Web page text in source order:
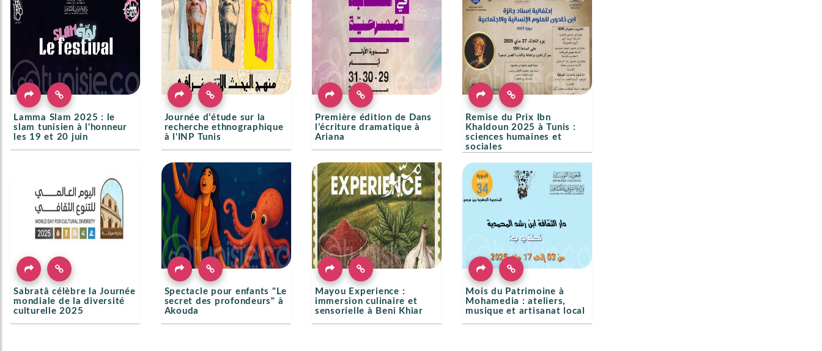
Lamma Slam 2025 : le
slam tunisien à l'honneur
les 19 et 20 juin
Journée d’étude sur la
recherche ethnographique
à l'INP Tunis
Première édition de Dans
l’écriture dramatique à
Ariana
Remise du Prix Ibn
Khaldoun 2025 à Tunis :
sciences humaines et
sociales
Sabratâ célèbre la Journée
mondiale de la diversité
culturelle 2025
Spectacle pour enfants "Le
secret des profondeurs" à
Akouda
Mayou Experience :
immersion culinaire et
sensorielle à Beni Khiar
Mois du Patrimoine à
Mohamedia : ateliers,
musique et artisanat local